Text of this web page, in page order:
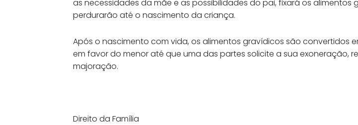
as necessidades da mãe e as possibilidades do pai, fixará os alimentos
perdurarão até o nascimento da criança.
Após o nascimento com vida, os alimentos gravídicos são convertidos
em favor do menor até que uma das partes solicite a sua exoneração,
majoração.
Direito da Família